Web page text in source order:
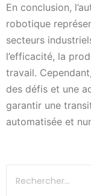
En conclusion,
robotique
secteurs
l’efficacité, la
travail.
des défis et une
garantir une
automatisée et